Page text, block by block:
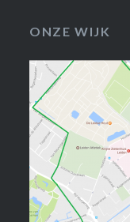
ONZE WIJK